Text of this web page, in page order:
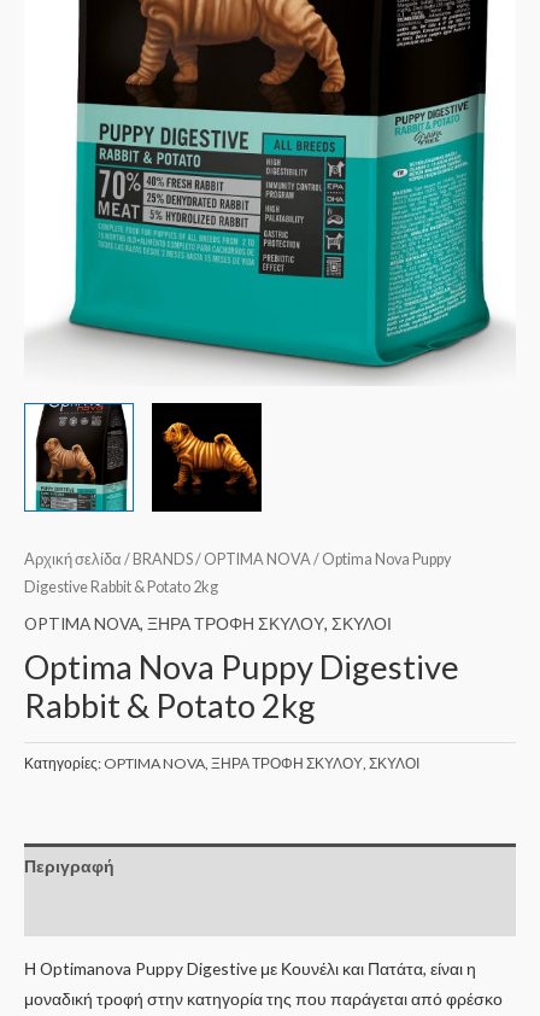
Αρχική σελίδα / BRANDS/ OPTIMA NOVA / Optima Nova Puppy
Digestive Rabbit & Potato 2kg
OPTIMA NOVA, ΞΗΡΑ ΤΡΟΦΗ ΣΚΥΛΟΥ, ΣΚΥΛΟΙ
Optima Nova Puppy Digestive
Rabbit & Potato 2kg
Κατηγορίες: OPTIMA NOVA ΞΗΡΑ ΤΡΟΦΗ ΣΚΥΛΟΥ ΣΚΥΛΟΙ
Περιγραφή
Η Optimanova Puppy Digestive με Κουνέλι και Πατάτα, είναι η
μοναδική τροφή στην κατηγορία της που παράγεται από φρέσκο